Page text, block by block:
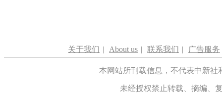
关于我们 | About us | 联系我们 | 广告服务
本网站所刊载信息，不代表中新
未经授权禁止转载、摘编、